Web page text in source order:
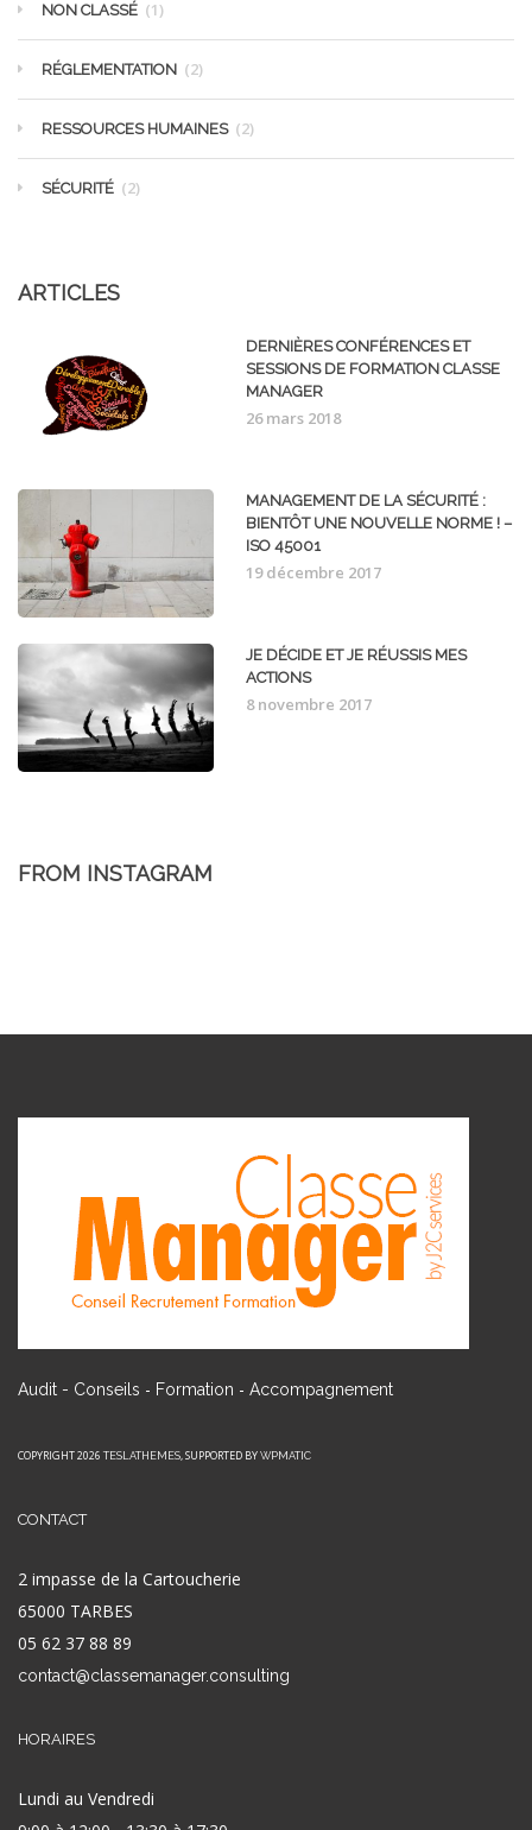
NON CLASSÉ (1)
RÉGLEMENTATION (2)
RESSOURCES HUMAINES (2)
SÉCURITÉ (2)
ARTICLES
DERNIÈRES CONFÉRENCES ET
SESSIONS DE FORMATION CLASSE
MANAGER
26 mars 2018
MANAGEMENT DE LA SÉCURITÉ :
BIENTÔT UNE NOUVELLE NORME ! –
ISO 45001
19 décembre 2017
JE DÉCIDE ET JE RÉUSSIS MES
ACTIONS
8 novembre 2017
FROM INSTAGRAM
Audit - Conseils - Formation - Accompagnement
COPYRIGHT 2026 TESLATHEMES, SUPPORTED BY WPMATIC
CONTACT
2 impasse de la Cartoucherie
65000 TARBES
05 62 37 88 89
contact@classemanager.consulting
HORAIRES
Lundi au Vendredi